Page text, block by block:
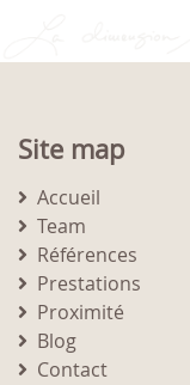
Site map
Accueil
Team
Références
Prestations
Proximité
Blog
Contact